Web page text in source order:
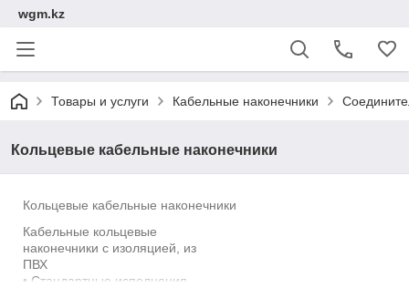
wgm.kz
Товары и услуги Кабельные наконечники
Кольцевые кабельные наконечники
Кольцевые кабельные наконечники
Кабельные кольцевые
наконечники с изоляцией, из
ПВХ
• Стандартные исполнения